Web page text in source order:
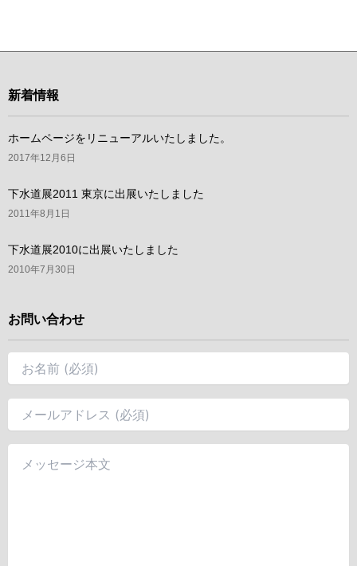
新着情報
ホームページをリニューアルいたしました。
2017年12月6日
下水道展2011 東京に出展いたしました
2011年8月1日
下水道展2010に出展いたしました
2010年7月30日
お問い合わせ